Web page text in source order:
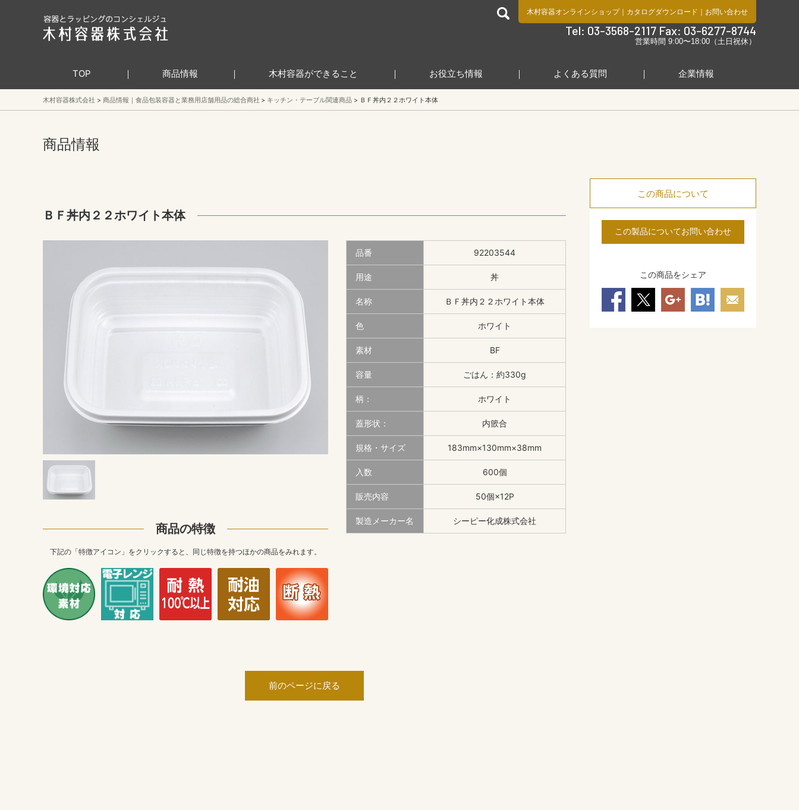
食品包装容器と業務用店舗用品の総合商社 木村容器株式会社
木村容器オンラインショップ｜ カタログダウンロード ｜ お問い合わせ
Tel: 03-3568-2117 Fax: 03-6277-8744
営業時間 9:00〜18:00（土日祝休）
TOP 商品情報 木村容器ができること お役立ち情報 よくある質問 企業情報
木村容器株式会社 商品情報｜食品包装容器と業務用店舗用品の総合商社 キッチン・テーブル関連商品 ＢＦ丼内２２ホワイト本体
商品情報
ＢＦ丼内２２ホワイト本体
商品の特徴
下記の「特徴アイコン」をクリックすると、同じ特徴を持つほかの商品をみれます。
品番 92203544
用途 丼
名称 ＢＦ丼内２２ホワイト本体
色 ホワイト
素材 BF
容量 ごはん：約330g
柄： ホワイト
蓋形状： 内篏合
規格・サイズ 183mm×130mm×38mm
入数 600個
販売内容 50個×12P
製造メーカー名 シーピー化成株式会社
前のページに戻る
この商品について
この製品についてお問い合わせ
この商品をシェア